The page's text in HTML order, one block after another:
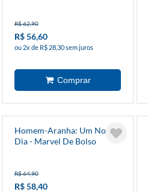
R$ 62,90
R$ 56,60
ou 2x de R$ 28,30 sem juros
Homem-Aranha: Um Novo
Dia - Marvel De Bolso
R$ 64,90
R$ 58,40